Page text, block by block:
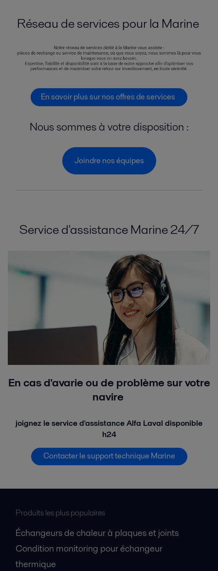
Réseau de services pour la Marine
En savoir plus sur nos offres de services
Nous sommes à votre disposition :
Joindre nos équipes
Service d'assistance Marine 24/7
En cas d'avarie ou de problème sur votre
navire
joignez le service d'assistance Alfa Laval disponible
h24
Contacter le support technique Marine
Produits les plus populaires
Échangeurs de chaleur à plaques et joints
Condition monitoring pour échangeur
thermique